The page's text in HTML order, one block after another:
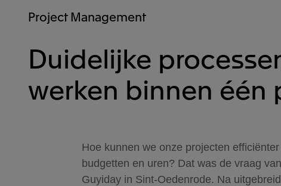
Project Management
Duidelijke
werken binnen één
Hoe kunnen we onze projecten
budgetten en uren? Dat was de vraag
Guyiday in Sint-Oedenrode. Na